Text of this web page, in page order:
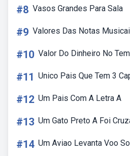
#8 Vasos Grandes Para Sala
#9 Valores Das Notas
#10 Valor Do Dinheiro No
#11 Unico Pais Que Tem 3
#12 Um Pais Com A Letra A
#13 Um Gato Preto A Foi
#14 Um Aviao Levanta Voo